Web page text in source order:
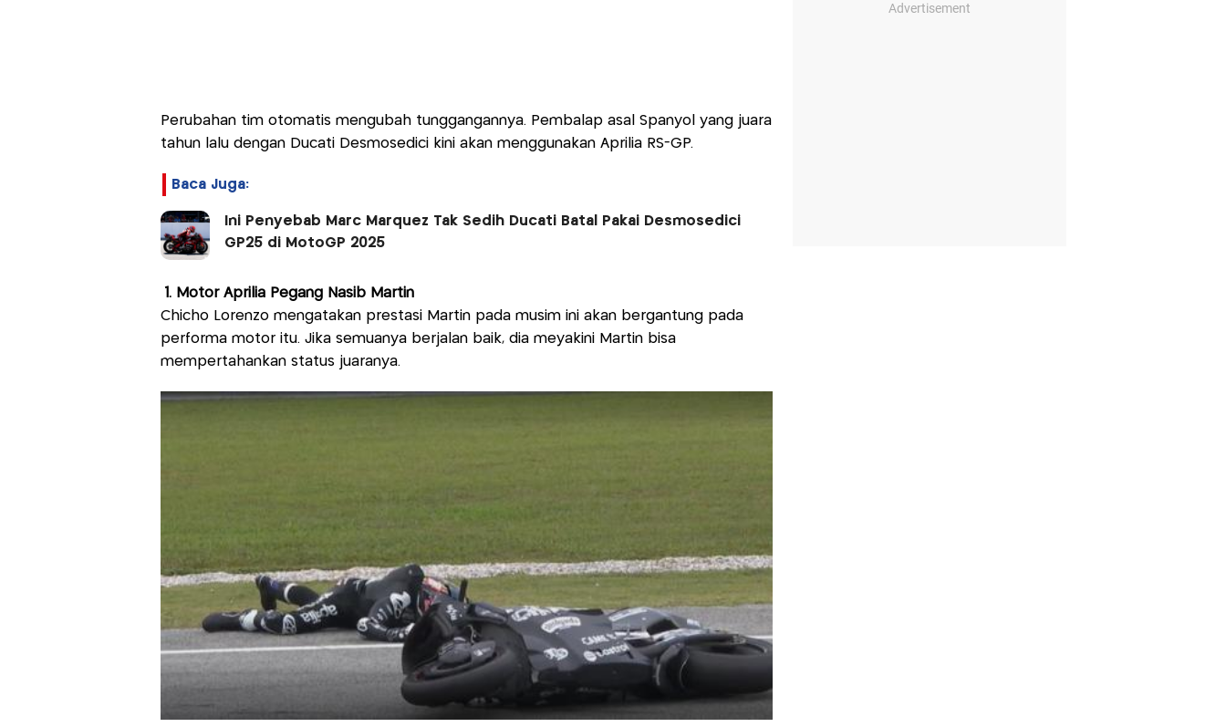
Perubahan tim otomatis mengubah tunggangannya. Pembalap asal Spanyol yang juara
tahun lalu dengan Ducati Desmosedici kini akan menggunakan Aprilia RS-GP.
Baca Juga:
Ini Penyebab Marc Marquez Tak Sedih Ducati Batal Pakai Desmosedici
GP25 di MotoGP 2025
1. Motor Aprilia Pegang Nasib Martin
Chicho Lorenzo mengatakan prestasi Martin pada musim ini akan bergantung pada
performa motor itu. Jika semuanya berjalan baik, dia meyakini Martin bisa
mempertahankan status juaranya.
Advertisement